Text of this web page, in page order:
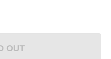
OUT